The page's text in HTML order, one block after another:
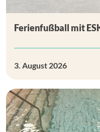
Ferienfußball mit
3. August 2026